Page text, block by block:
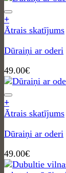
+
Ātrais skatījums
Dūraiņi ar oderi
49.00€
+
Ātrais skatījums
Dūraiņi ar oderi
49.00€